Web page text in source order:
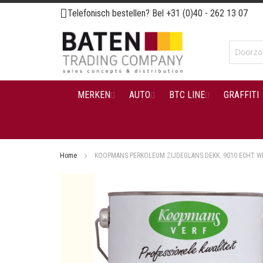
Ga
naar
de
inhoud
Telefonisch bestellen? Bel +31 (0)40 - 262 13 07
MERKEN AUTO BTC LINE GRAFFITI
Home KOOPMANS PERKOLEUM ZIJDEGLANS DEKK. 9010 ECHT
afbeeldingen-